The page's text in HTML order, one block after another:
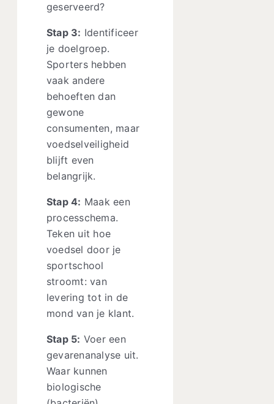
geserveerd?
Stap 3: Identificeer
je doelgroep.
Sporters hebben
vaak andere
behoeften dan
gewone
consumenten, maar
voedselveiligheid
blijft even
belangrijk.
Stap 4: Maak een
processchema.
Teken uit hoe
voedsel door je
sportschool
stroomt: van
levering tot in de
mond van je klant.
Stap 5: Voer een
gevarenanalyse uit.
Waar kunnen
biologische